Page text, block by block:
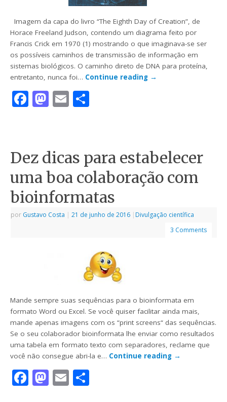
Imagem da capa do livro “The Eighth Day of Creation”, de
Horace Freeland Judson, contendo um diagrama feito por
Francis Crick em 1970 (1) mostrando o que imaginava-se ser
os possíveis caminhos de transmissão de informação em
sistemas biológicos. O caminho direto de DNA para proteína,
entretanto, nunca foi… Continue reading →
Facebook
Mastodon
Email
Dez dicas para estabelecer
uma boa colaboração com
bioinformatas
por Gustavo Costa | 21 de junho de 2016 | Divulgação científica
3 Comments
Mande sempre suas sequências para o bioinformata em
formato Word ou Excel. Se você quiser facilitar ainda mais,
mande apenas imagens com os “print screens“ das sequências.
Se o seu colaborador bioinformata lhe enviar como resultados
uma tabela em formato texto com separadores, reclame que
você não consegue abri-la e… Continue reading →
Facebook
Mastodon
Email